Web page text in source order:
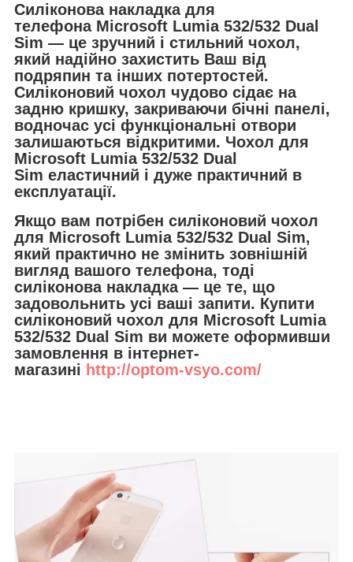
Силіконова накладка для
телефона Microsoft Lumia 532/532 Dual
Sim — це зручний і стильний чохол,
який надійно захистить Ваш від
подряпин та інших потертостей.
Силіконовий чохол чудово сідає на
задню кришку, закриваючи бічні панелі,
водночас усі функціональні отвори
залишаються відкритими. Чохол для
Microsoft Lumia 532/532 Dual
Sim еластичний і дуже практичний в
експлуатації.
Якщо вам потрібен силіконовий чохол
для Microsoft Lumia 532/532 Dual Sim,
який практично не змінить зовнішній
вигляд вашого телефона, тоді
силіконова накладка — це те, що
задовольнить усі ваші запити. Купити
силіконовий чохол для Microsoft Lumia
532/532 Dual Sim ви можете оформивши
замовлення в інтернет-
магазині http://optom-vsyo.com/